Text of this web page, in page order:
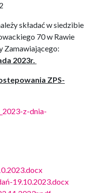
składać w siedzibie
70 w Rawie
Zamawiającego:
2023r.
ZPS-
z-dnia-
19.10.2023.docx